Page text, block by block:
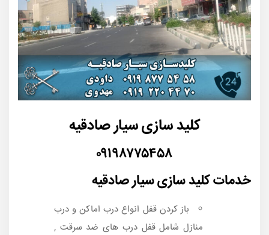
کلید سازی سیار صادقیه
۰۹۱۹۸۷۷۵۴۵۸
خدمات کلید سازی سیار صادقیه
باز کردن قفل انواع درب اماکن و درب
منازل شامل قفل درب های ضد سرقت ,